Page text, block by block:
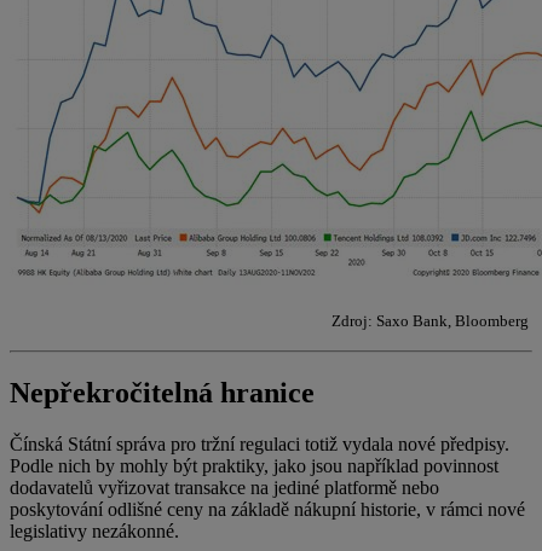
Zdroj: Saxo Bank, Bloomberg
Nepřekročitelná hranice
Čínská Státní správa pro tržní regulaci totiž vydala nové předpisy.
Podle nich by mohly být praktiky, jako jsou například povinnost
dodavatelů vyřizovat transakce na jediné platformě nebo
poskytování odlišné ceny na základě nákupní historie, v rámci nové
legislativy nezákonné.